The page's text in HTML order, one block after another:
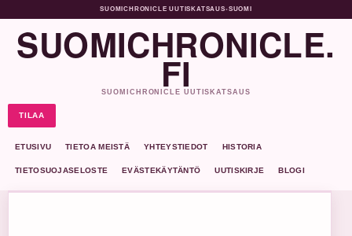
SUOMICHRONICLE UUTISKATSAUS•SUOMI
SUOMICHRONICLE.
FI
SUOMICHRONICLE UUTISKATSAUS
TILAA
ETUSIVU TIETOA MEISTÄ YHTEYSTIEDOT HISTORIA
TIETOSUOJASELOSTE EVÄSTEKÄYTÄNTÖ UUTISKIRJE BLOGI